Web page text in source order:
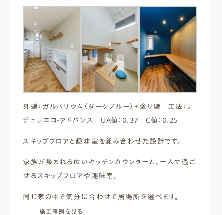
外壁：ガルバリウム（ダークブルー）＋塗り壁 工法：ナ
チュレエコ-アドバンス UA値：0.37 C値：0.25
スキップフロアと趣味室を組み合わせた設計です。
家族が集まれる広いキッチンカウンターと、一人で過ご
せるスキップフロアや趣味室。
同じ家の中で気分に合わせて居場所を選べます。
施工事例を見る